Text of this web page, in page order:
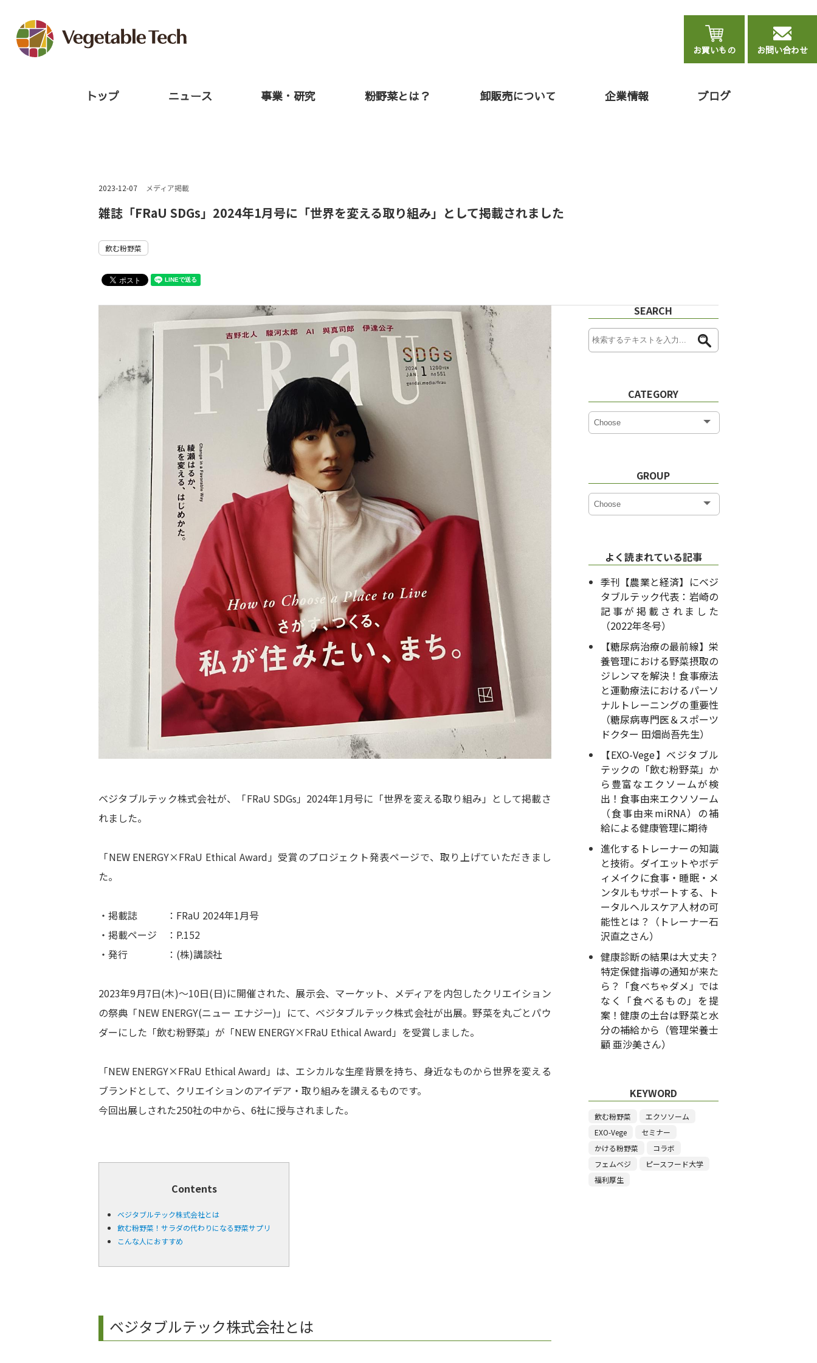
お買いもの お問い合わせ
トップ ニュース 事業・研究 粉野菜とは？ 卸販売について 企業情報 ブログ
2023-12-07 メディア掲載
雑誌「FRaU SDGs」2024年1月号に「世界を変える取り組み」として掲載されました
飲む粉野菜
ベジタブルテック株式会社が、「FRaU SDGs」2024年1月号に「世界を変える取り組み」として掲載さ
れました。
「NEW ENERGY×FRaU Ethical Award」受賞のプロジェクト発表ページで、取り上げていただきまし
た。
・掲載誌 ：FRaU 2024年1月号
・掲載ページ ：P.152
・発行 ：(株)講談社
2023年9月7日(木)～10日(日)に開催された、展示会、マーケット、メディアを内包したクリエイション
の祭典「NEW ENERGY(ニュー エナジー)」にて、ベジタブルテック株式会社が出展。野菜を丸ごとパウ
ダーにした「飲む粉野菜」が「NEW ENERGY×FRaU Ethical Award」を受賞しました。
「NEW ENERGY×FRaU Ethical Award」は、エシカルな生産背景を持ち、身近なものから世界を変える
ブランドとして、クリエイションのアイデア・取り組みを讃えるものです。
今回出展しされた250社の中から、6社に授与されました。
Contents
ベジタブルテック株式会社とは
飲む粉野菜！サラダの代わりになる野菜サプリ
こんな人におすすめ
ベジタブルテック株式会社とは
SEARCH
CATEGORY
GROUP
よく読まれている記事
季刊【農業と経済】にベジ
タブルテック代表：岩崎の
記事が掲載されました
（2022年冬号）
【糖尿病治療の最前線】栄
養管理における野菜摂取の
ジレンマを解決！食事療法
と運動療法におけるパーソ
ナルトレーニングの重要性
（糖尿病専門医＆スポーツ
ドクター 田畑尚吾先生）
【EXO-Vege】ベジタブル
テックの「飲む粉野菜」か
ら豊富なエクソームが検
出！食事由来エクソソーム
（食事由来miRNA）の補
給による健康管理に期待
進化するトレーナーの知識
と技術。ダイエットやボデ
ィメイクに食事・睡眠・メ
ンタルもサポートする、ト
ータルヘルスケア人材の可
能性とは？（トレーナー石
沢直之さん）
健康診断の結果は大丈夫？
特定保健指導の通知が来た
ら？「食べちゃダメ」では
なく「食べるもの」を提
案！健康の土台は野菜と水
分の補給から（管理栄養士
顧 亜沙美さん）
KEYWORD
飲む粉野菜
エクソソーム
EXO-Vege
セミナー
かける粉野菜
コラボ
フェムベジ
ピースフード大学
福利厚生